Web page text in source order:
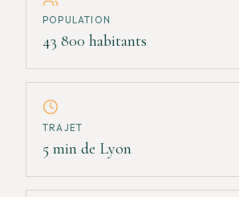
POPULATION
43 800 habitants
TRAJET
5 min de Lyon